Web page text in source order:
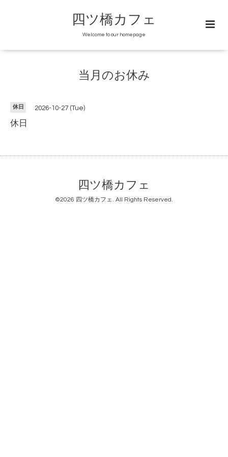
四ツ橋カフェ
Welcome to our homepage
当月のお休み
休日 2026-10-27 (Tue)
休日
四ツ橋カフェ
©2026 四ツ橋カフェ. All Rights Reserved.